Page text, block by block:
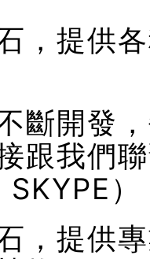
，提供
斷開發
跟我們
）
，提供